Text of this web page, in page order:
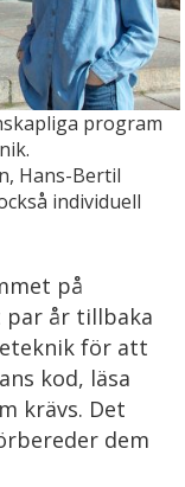
program
Hans-Bertil
individuell
på
par år tillbaka
för att
kod, läsa
krävs. Det
dem